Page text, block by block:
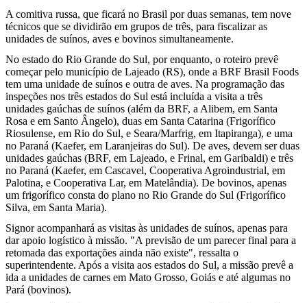
A comitiva russa, que ficará no Brasil por duas semanas, tem nove
técnicos que se dividirão em grupos de três, para fiscalizar as
unidades de suínos, aves e bovinos simultaneamente.
No estado do Rio Grande do Sul, por enquanto, o roteiro prevê
começar pelo município de Lajeado (RS), onde a BRF Brasil Foods
tem uma unidade de suínos e outra de aves. Na programação das
inspeções nos três estados do Sul está incluída a visita a três
unidades gaúchas de suínos (além da BRF, a Alibem, em Santa
Rosa e em Santo Ângelo), duas em Santa Catarina (Frigorífico
Riosulense, em Rio do Sul, e Seara/Marfrig, em Itapiranga), e uma
no Paraná (Kaefer, em Laranjeiras do Sul). De aves, devem ser duas
unidades gaúchas (BRF, em Lajeado, e Frinal, em Garibaldi) e três
no Paraná (Kaefer, em Cascavel, Cooperativa Agroindustrial, em
Palotina, e Cooperativa Lar, em Matelândia). De bovinos, apenas
um frigorífico consta do plano no Rio Grande do Sul (Frigorífico
Silva, em Santa Maria).
Signor acompanhará as visitas às unidades de suínos, apenas para
dar apoio logístico à missão. "A previsão de um parecer final para a
retomada das exportações ainda não existe", ressalta o
superintendente. Após a visita aos estados do Sul, a missão prevê a
ida a unidades de carnes em Mato Grosso, Goiás e até algumas no
Pará (bovinos).